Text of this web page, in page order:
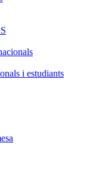
i estudiants